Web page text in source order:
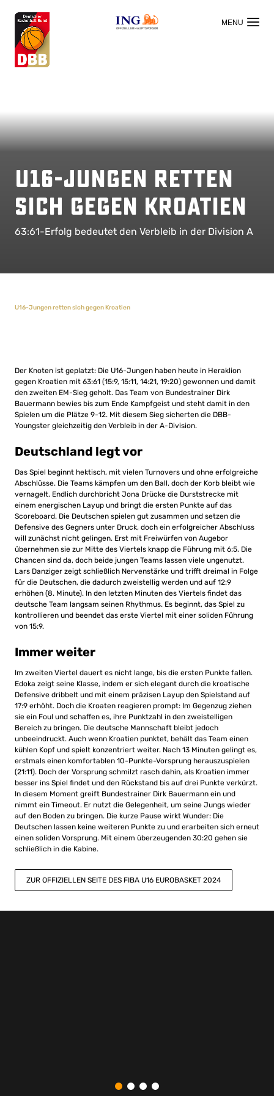
OFFIZIELLER HAUPTSPONSOR
U16-Jungen retten
sich gegen Kroatien
63:61-Erfolg bedeutet den Verbleib in der Division A
U16-Jungen retten sich gegen Kroatien
Der Knoten ist geplatzt: Die U16-Jungen haben heute in Heraklion
gegen Kroatien mit 63:61 (15:9, 15:11, 14:21, 19:20) gewonnen und damit
den zweiten EM-Sieg geholt. Das Team von Bundestrainer Dirk
Bauermann bewies bis zum Ende Kampfgeist und steht damit in den
Spielen um die Plätze 9-12. Mit diesem Sieg sicherten die DBB-
Youngster gleichzeitig den Verbleib in der A-Division.
Deutschland legt vor
Das Spiel beginnt hektisch, mit vielen Turnovers und ohne erfolgreiche
Abschlüsse. Die Teams kämpfen um den Ball, doch der Korb bleibt wie
vernagelt. Endlich durchbricht Jona Drücke die Durststrecke mit
einem energischen Layup und bringt die ersten Punkte auf das
Scoreboard. Die Deutschen spielen gut zusammen und setzen die
Defensive des Gegners unter Druck, doch ein erfolgreicher Abschluss
will zunächst nicht gelingen. Erst mit Freiwürfen von Augebor
übernehmen sie zur Mitte des Viertels knapp die Führung mit 6:5. Die
Chancen sind da, doch beide jungen Teams lassen viele ungenutzt.
Lars Danziger zeigt schließlich Nervenstärke und trifft dreimal in Folge
für die Deutschen, die dadurch zweistellig werden und auf 12:9
erhöhen (8. Minute). In den letzten Minuten des Viertels findet das
deutsche Team langsam seinen Rhythmus. Es beginnt, das Spiel zu
kontrollieren und beendet das erste Viertel mit einer soliden Führung
von 15:9.
Immer weiter
Im zweiten Viertel dauert es nicht lange, bis die ersten Punkte fallen.
Edoka zeigt seine Klasse, indem er sich elegant durch die kroatische
Defensive dribbelt und mit einem präzisen Layup den Spielstand auf
17:9 erhöht. Doch die Kroaten reagieren prompt: Im Gegenzug ziehen
sie ein Foul und schaffen es, ihre Punktzahl in den zweistelligen
Bereich zu bringen. Die deutsche Mannschaft bleibt jedoch
unbeeindruckt. Auch wenn Kroatien punktet, behält das Team einen
kühlen Kopf und spielt konzentriert weiter. Nach 13 Minuten gelingt es,
erstmals einen komfortablen 10-Punkte-Vorsprung herauszuspielen
(21:11). Doch der Vorsprung schmilzt rasch dahin, als Kroatien immer
besser ins Spiel findet und den Rückstand bis auf drei Punkte verkürzt.
In diesem Moment greift Bundestrainer Dirk Bauermann ein und
nimmt ein Timeout. Er nutzt die Gelegenheit, um seine Jungs wieder
auf den Boden zu bringen. Die kurze Pause wirkt Wunder: Die
Deutschen lassen keine weiteren Punkte zu und erarbeiten sich erneut
einen soliden Vorsprung. Mit einem überzeugenden 30:20 gehen sie
schließlich in die Kabine.
ZUR OFFIZIELLEN SEITE DES FIBA U16 EUROBASKET 2024